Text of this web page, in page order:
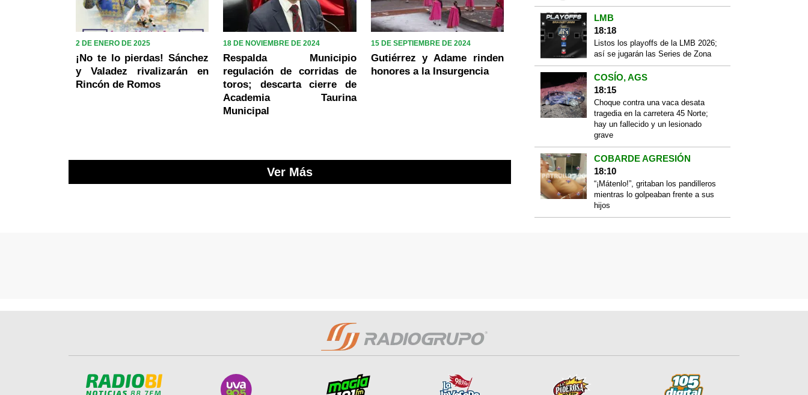
2 DE ENERO DE 2025
¡No te lo pierdas! Sánchez
y Valadez rivalizarán en
Rincón de Romos
18 DE NOVIEMBRE DE 2024
Respalda Municipio
regulación de corridas de
toros; descarta cierre de
Academia Taurina
Municipal
15 DE SEPTIEMBRE DE 2024
Gutiérrez y Adame rinden
honores a la Insurgencia
Ver Más
LMB
18:18
Listos los playoffs de la LMB 2026;
así se jugarán las Series de Zona
COSÍO, AGS
18:15
Choque contra una vaca desata
tragedia en la carretera 45 Norte;
hay un fallecido y un lesionado
grave
COBARDE AGRESIÓN
18:10
“¡Mátenlo!”, gritaban los pandilleros
mientras lo golpeaban frente a sus
hijos